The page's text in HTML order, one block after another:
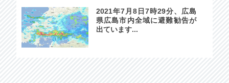
2021年7月8日7時29分、広島
県広島市内全域に避難勧告が
出ています...